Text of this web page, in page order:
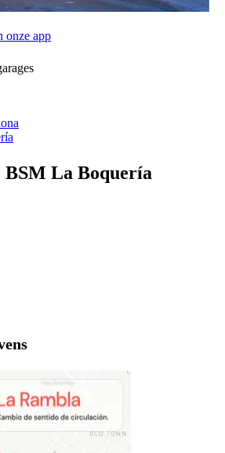
onze app
BSM La Boquería